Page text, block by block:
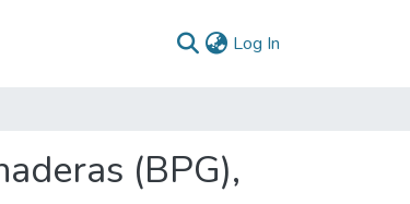
Log In
(BPG),